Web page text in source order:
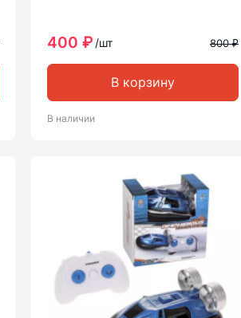
400 ₽ /шт 800 ₽
В корзину
В наличии